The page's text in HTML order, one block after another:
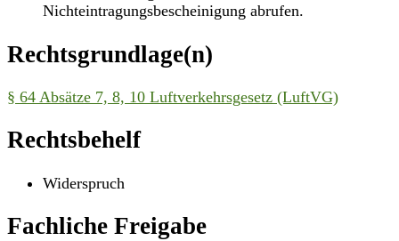
Nichteintragungsbescheinigung abrufen.
Rechtsgrundlage(n)
§ 64 Absätze 7, 8, 10 Luftverkehrsgesetz (LuftVG)
Rechtsbehelf
Widerspruch
Fachliche Freigabe